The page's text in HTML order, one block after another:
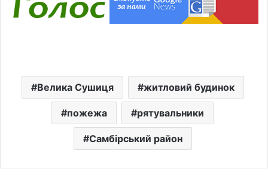
Велика Сушиця житловий будинок
пожежа рятувальники
Самбірський район